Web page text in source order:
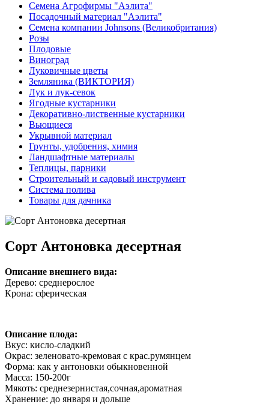
Семена Агрофирмы "Аэлита"
Посадочный материал "Аэлита"
Семена компании Johnsons (Великобритания)
Розы
Плодовые
Виноград
Луковичные цветы
Земляника (ВИКТОРИЯ)
Лук и лук-севок
Ягодные кустарники
Декоративно-лиственные кустарники
Вьющиеся
Укрывной материал
Грунты, удобрения, химия
Ландшафтные материалы
Теплицы, парники
Строительный и садовый инструмент
Система полива
Товары для дачника
Сорт Антоновка десертная
Описание внешнего вида:
Дерево: среднерослое
Крона: сферическая
Описание плода:
Вкус: кисло-сладкий
Окрас: зеленовато-кремовая с крас.румянцем
Форма: как у антоновки обыкновенной
Масса: 150-200г
Мякоть: среднезернистая,сочная,ароматная
Хранение: до января и дольше